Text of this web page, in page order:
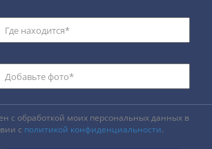
с обработкой моих персональных данных в
с политикой конфиденциальности.